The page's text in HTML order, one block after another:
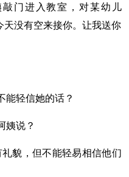
门进入教室，对某幼儿
没有空来接你。让我送你
能轻信她的话？
姨说？
貌，但不能轻易相信他们